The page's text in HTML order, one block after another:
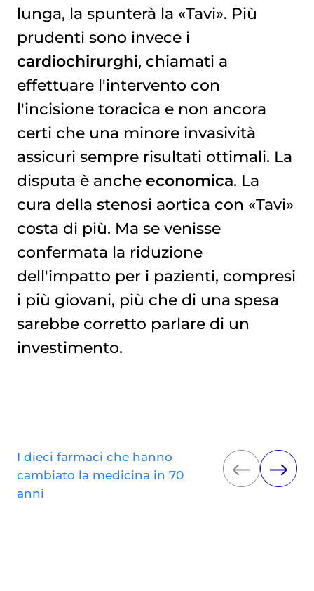
lunga, la spunterà la «Tavi». Più
prudenti sono invece i
cardiochirurghi, chiamati a
effettuare l'intervento con
l'incisione toracica e non ancora
certi che una minore invasività
assicuri sempre risultati ottimali. La
disputa è anche economica. La
cura della stenosi aortica con «Tavi»
costa di più. Ma se venisse
confermata la riduzione
dell'impatto per i pazienti, compresi
i più giovani, più che di una spesa
sarebbe corretto parlare di un
investimento.
I dieci farmaci che hanno
cambiato la medicina in 70
anni